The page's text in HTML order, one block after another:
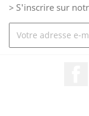
> S'inscrire sur